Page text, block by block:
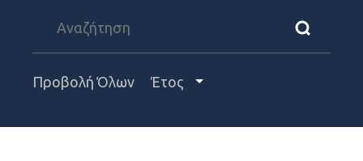
Προβολή Όλων Έτος